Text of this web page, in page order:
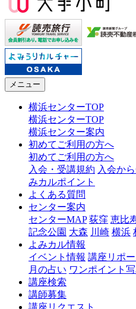
メニュー
横浜センターTOP
横浜センターTOP
横浜センター案内
初めてご利用の方へ
初めてご利用の方へ
入会・受講規約 入会か
みカルポイント
よくある質問
センター案内
センターMAP 荻窪 恵比
記念公園 大森 川崎 横浜
よみカル情報
イベント情報 講座リポ
月の占い ワンポイント
講座検索
講師募集
講座リクエスト